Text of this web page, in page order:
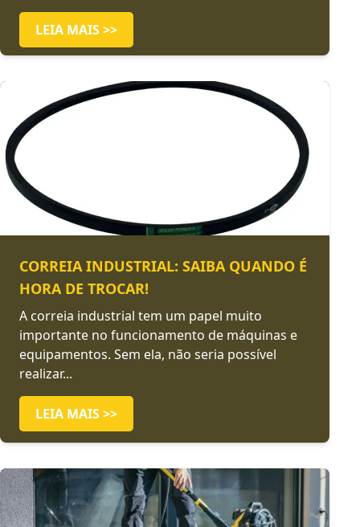
LEIA MAIS >>
CORREIA INDUSTRIAL: SAIBA QUANDO É
HORA DE TROCAR!
A correia industrial tem um papel muito
importante no funcionamento de máquinas e
equipamentos. Sem ela, não seria possível
realizar...
LEIA MAIS >>